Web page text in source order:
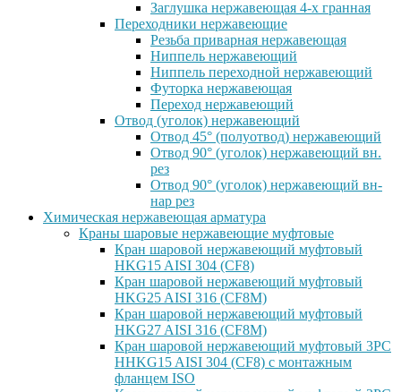
Заглушка нержавеющая 4-х гранная
Переходники нержавеющие
Резьба приварная нержавеющая
Ниппель нержавеющий
Ниппель переходной нержавеющий
Футорка нержавеющая
Переход нержавеющий
Отвод (уголок) нержавеющий
Отвод 45° (полуотвод) нержавеющий
Отвод 90° (уголок) нержавеющий вн.
рез
Отвод 90° (уголок) нержавеющий вн-
нар рез
Химическая нержавеющая арматура
Краны шаровые нержавеющие муфтовые
Кран шаровой нержавеющий муфтовый
HKG15 AISI 304 (CF8)
Кран шаровой нержавеющий муфтовый
HKG25 AISI 316 (CF8M)
Кран шаровой нержавеющий муфтовый
HKG27 AISI 316 (CF8M)
Кран шаровой нержавеющий муфтовый 3PC
HHKG15 AISI 304 (CF8) с монтажным
фланцем ISO